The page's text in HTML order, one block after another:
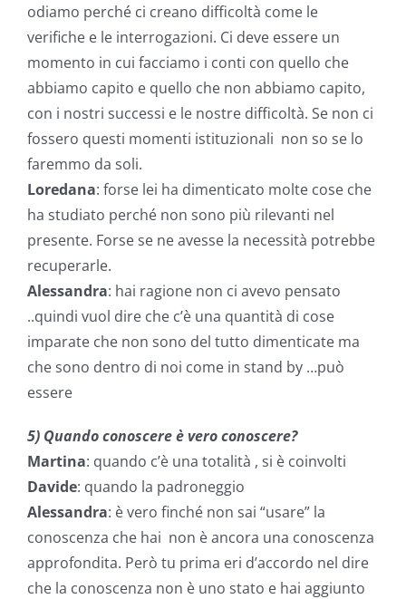
odiamo perché ci creano difficoltà come le
verifiche e le interrogazioni. Ci deve essere un
momento in cui facciamo i conti con quello che
abbiamo capito e quello che non abbiamo capito,
con i nostri successi e le nostre difficoltà. Se non ci
fossero questi momenti istituzionali non so se lo
faremmo da soli.
Loredana: forse lei ha dimenticato molte cose che
ha studiato perché non sono più rilevanti nel
presente. Forse se ne avesse la necessità potrebbe
recuperarle.
Alessandra: hai ragione non ci avevo pensato
..quindi vuol dire che c’è una quantità di cose
imparate che non sono del tutto dimenticate ma
che sono dentro di noi come in stand by …può
essere
5) Quando conoscere è vero conoscere?
Martina: quando c’è una totalità , si è coinvolti
Davide: quando la padroneggio
Alessandra: è vero finché non sai “usare” la
conoscenza che hai non è ancora una conoscenza
approfondita. Però tu prima eri d’accordo nel dire
che la conoscenza non è uno stato e hai aggiunto